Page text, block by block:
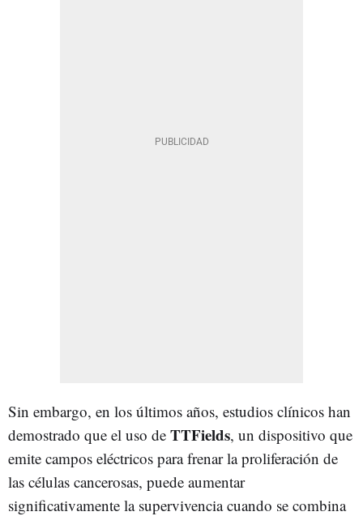
Sin embargo, en los últimos años, estudios clínicos han
demostrado que el uso de TTFields, un dispositivo que
emite campos eléctricos para frenar la proliferación de
las células cancerosas, puede aumentar
significativamente la supervivencia cuando se combina